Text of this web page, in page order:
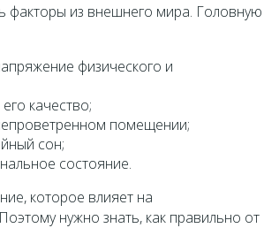
факторы из внешнего мира. Головную
физического и
качество;
помещении;
сон;
состояние.
которое влияет на
нужно знать, как правильно от